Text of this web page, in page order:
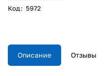
Код: 5972
Описание Отзывы